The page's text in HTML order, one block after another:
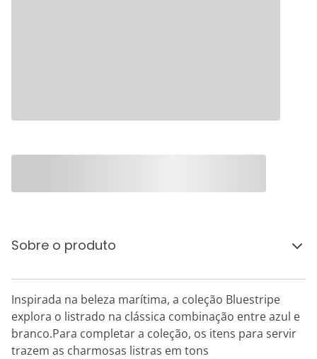
Sobre o produto
Inspirada na beleza marítima, a coleção Bluestripe
explora o listrado na clássica combinação entre azul e
branco.Para completar a coleção, os itens para servir
trazem as charmosas listras em tons